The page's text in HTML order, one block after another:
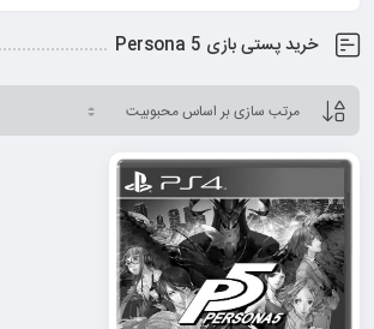
خرید پستی بازی Persona 5